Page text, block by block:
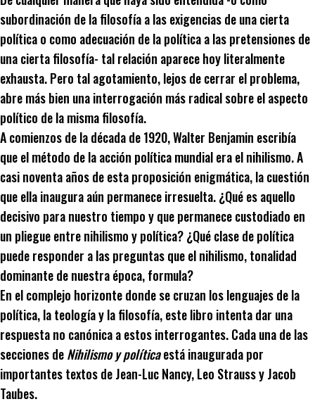
subordinación de la filosofía a las exigencias de una cierta
política o como adecuación de la política a las pretensiones de
una cierta filosofía- tal relación aparece hoy literalmente
exhausta. Pero tal agotamiento, lejos de cerrar el problema,
abre más bien una interrogación más radical sobre el aspecto
político de la misma filosofía.
A comienzos de la década de 1920, Walter Benjamin escribía
que el método de la acción política mundial era el nihilismo. A
casi noventa años de esta proposición enigmática, la cuestión
que ella inaugura aún permanece irresuelta. ¿Qué es aquello
decisivo para nuestro tiempo y que permanece custodiado en
un pliegue entre nihilismo y política? ¿Qué clase de política
puede responder a las preguntas que el nihilismo, tonalidad
dominante de nuestra época, formula?
En el complejo horizonte donde se cruzan los lenguajes de la
política, la teología y la filosofía, este libro intenta dar una
respuesta no canónica a estos interrogantes. Cada una de las
secciones deNihilismo y políticaestá inaugurada por
importantes textos de Jean-Luc Nancy, Leo Strauss y Jacob
Taubes.